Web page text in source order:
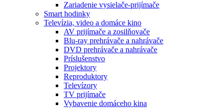
Zariadenie vysielače-prijímače
Smart hodinky
Televízia, video a domáce kino
AV prijímače a zosilňovače
Blu-ray prehrávače a nahrávače
DVD prehrávače a nahrávače
Príslušenstvo
Projektory
Reproduktory
Televízory
TV prijímače
Vybavenie domáceho kina